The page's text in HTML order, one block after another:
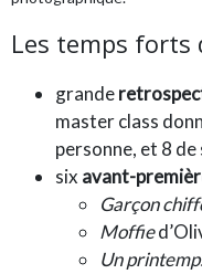
Les temps forts
grande
master class
personne, et 8 de
six avant-
Garçon
Moffie
Un